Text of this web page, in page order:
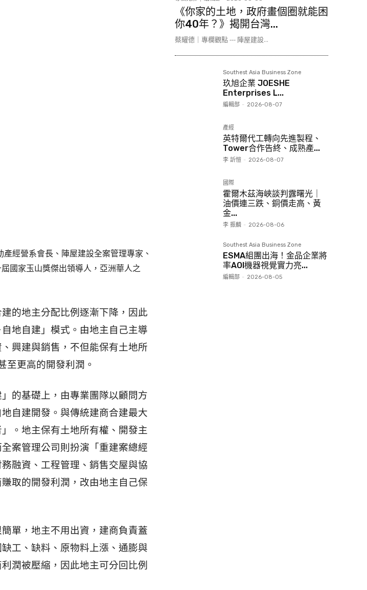
經營系會長、陣屋建設全案管理專家、
國家玉山獎傑出領導人，亞洲華人之
的地主分配比例逐漸下降，因此
地自建」模式。由地主自己主導
興建與銷售，不但能保有土地所
至更高的開發利潤。
的基礎上，由專業團隊以顧問方
自建開發。與傳統建商合建最大
。地主保有土地所有權、開發主
案管理公司則扮演「重建案總經
融資、工程管理、銷售交屋與協
取的開發利潤，改由地主自己保
單，地主不用出資，建商負責蓋
工、缺料、原物料上漲、通膨與
潤被壓縮，因此地主可分回比例
《你家的土地，政府畫個圈就能困
你40年？》揭開台灣...
蔡耀德｜專欄觀點 --- 陣屋建設...
Southest Asia Business Zone
玖旭企業 JOESHE
Enterprises L...
編輯部 - 2026-08-07
產經
英特爾代工轉向先進製程、
Tower合作告終、成熟產...
李 訢愷 - 2026-08-07
國際
霍爾木茲海峽談判露曙光｜
油價連三跌、銅價走高、黃
金...
李 振麟 - 2026-08-06
Southest Asia Business Zone
ESMA組團出海！金品企業將
率AOI機器視覺實力亮...
編輯部 - 2026-08-05